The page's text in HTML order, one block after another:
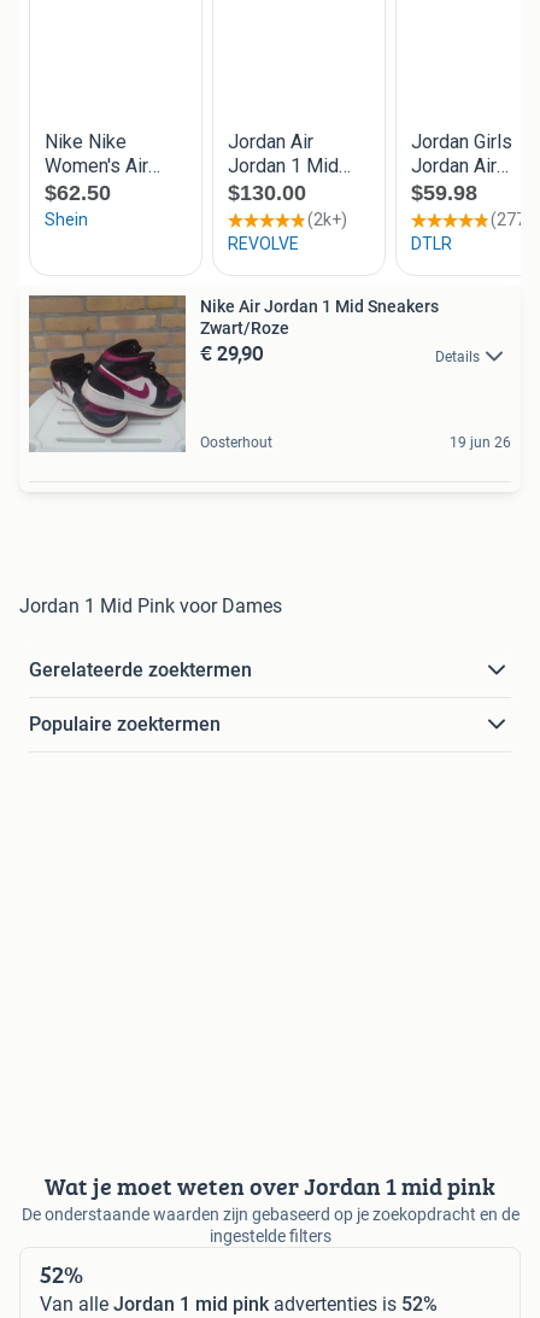
Nike Air Jordan 1 Mid Sneakers
Zwart/Roze
€ 29,90 Details
Oosterhout 19 jun 26
Jordan 1 Mid Pink voor Dames
Gerelateerde zoektermen
Populaire zoektermen
Wat je moet weten over Jordan 1 mid pink
De onderstaande waarden zijn gebaseerd op je zoekopdracht en de
ingestelde filters
52%
Van alle Jordan 1 mid pinkadvertenties is 52%